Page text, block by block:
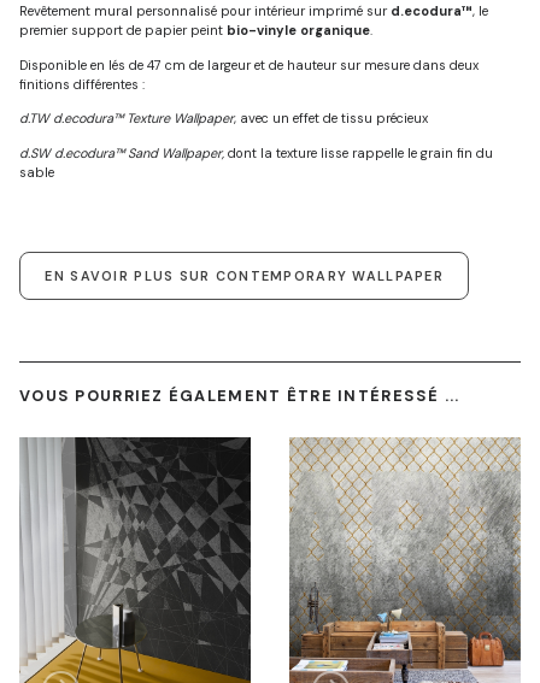
Revêtement mural personnalisé pour intérieur imprimé sur d.ecodura™, le
premier support de papier peint bio-vinyle organique.
Disponible en lés de 47 cm de largeur et de hauteur sur mesure dans deux
finitions différentes :
d.TW d.ecodura™ Texture Wallpaper, avec un effet de tissu précieux
d.SW d.ecodura™ Sand Wallpaper, dont la texture lisse rappelle le grain fin du
sable
EN SAVOIR PLUS SUR CONTEMPORARY WALLPAPER
VOUS POURRIEZ ÉGALEMENT ÊTRE INTÉRESSÉ ...